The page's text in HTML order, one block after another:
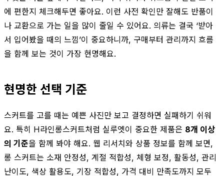
에 편한지 체크해두면 좋아요. 이런 사전 확인만 잘해도 반품이
나 교환으로 가는 일을 많이 줄일 수 있어요. 의류는 결국 ‘받아
서 입어봤을 때의 느낌’이 중요하니까, 구매부터 관리까지 흐름
을 함께 보는 것이 가장 현명해요.
현명한 선택 기준
스커트를 고를 때는 예쁜 사진만 보고 결정하면 실패하기 쉬워
요. 특히 H라인롱스커트처럼 실루엣이 중요한 제품은 8개 이상
의 기준을 함께 봐야 해요. 웹 리서치와 상품 정보를 함께 보면,
롱 스커트는 소재 안정성, 계절 적합성, 체형 보정, 활동성, 관리
난이도, 색상 활용도, 기장 적합성, 가격 대비 만족도까지 모두